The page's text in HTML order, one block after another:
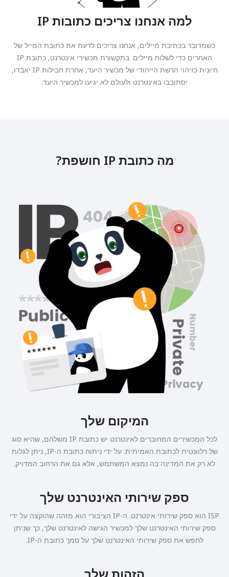
למה אנחנו צריכים כתובות IP
כשמדובר בכתיבת מיילים, אנחנו צריכים לדעת את כתובת המייל של
האחרים כדי לשלוח מיילים. בתקשורת מכשירי אינטרנט, כתובת IP
חיונית כזיהוי הרשת הייחודי של מכשיר היעד, אחרת חבילות IP יאבדו,
יסתובבו באינטרנט ולעולם לא יגיעו למכשיר היעד.
מה כתובת IP חושפת?
המיקום שלך
לכל המכשירים המחוברים לאינטרנט יש כתובת IP משלהם, שהיא סוג
של רלוונטית לכתובת האמיתית. על ידי ניתוח כתובת ה-IP, ניתן לגלות
לא רק את המדינה בה נמצא המשתמש, אלא גם את הרחוב המדויק.
ספק שירותי האינטרנט שלך
ISP הוא ספק שירותי אינטרנט. ה-IP הציבורי הוא מזהה שהוקצה על ידי
ספק שירותי האינטרנט שלך למכשיר הגישה לאינטרנט שלך, כך שניתן
לחפש את ספק שירותי האינטרנט שלך על סמך כתובת ה-IP.